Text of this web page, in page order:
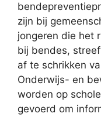
zijn bij
jongeren die het
bij bendes,
af te schrikken
Onderwijs- en
worden op
gevoerd om